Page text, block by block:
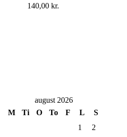
140,00 kr.
august 2026
M
Ti O To F L
S
1
2